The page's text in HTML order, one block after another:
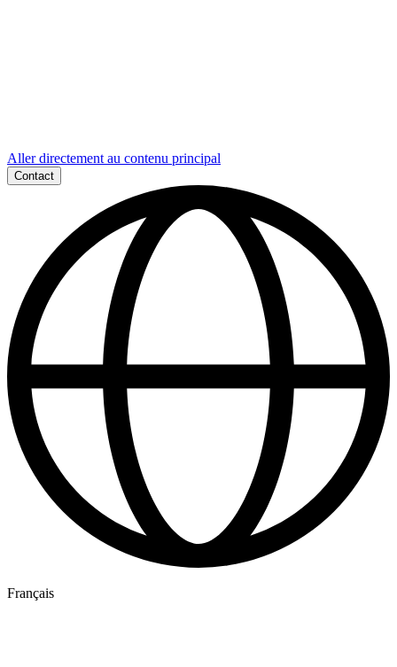
Aller directement au contenu principal
Contact
Français